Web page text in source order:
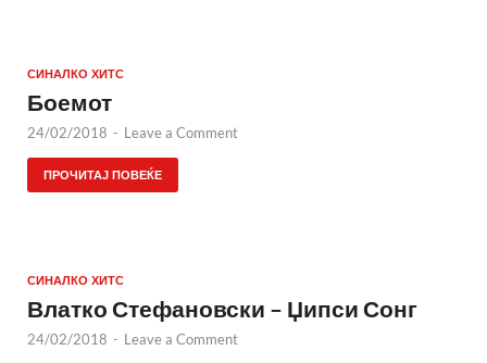
СИНАЛКО ХИТС
Боемот
24/02/2018 - Leave a Comment
ПРОЧИТАЈ ПОВЕЌЕ
СИНАЛКО ХИТС
Влатко Стефановски – Џипси Сонг
24/02/2018 - Leave a Comment